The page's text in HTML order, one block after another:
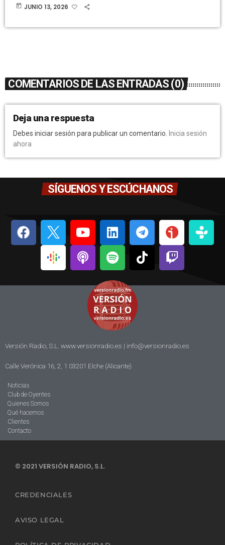
today JUNIO 13, 2026
COMENTARIOS DE LAS ENTRADAS (0)
Deja una respuesta
Debes iniciar sesión para publicar un comentario.
Inicia sesión
ahora
SÍGUENOS Y ESCÚCHANOS
Versión Radio, S.L. www.versionradio.es | info@versionradio.es
Calle Verónica 16, 2, 1 03201 Elche (Alicante)
Noticias
Club de Oyentes
Quienes Somos
Qué hacemos
Clientes
Contacto
© 2021 VERSIÓN RADIO, S.L.
CREDENCIALES
AVISO LEGAL